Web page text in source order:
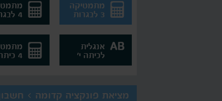
מתמטיקה
3 לבגרות
4 לבגרות
אנגלית
לכיתה י'
4 כיתה י'
מציאת פונקציה קדומה > חשבון